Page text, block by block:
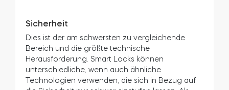
Installationen sein, die drahtlose und
kabelgebundene Installationen oder Offline-
Lösungen verbinden.
Wenn in Ihrem Haus solche Systeme verwendet
werden, suchen Sie am besten im Online-Shop
oder Katalog Ihres Anbieters nach einem Smart